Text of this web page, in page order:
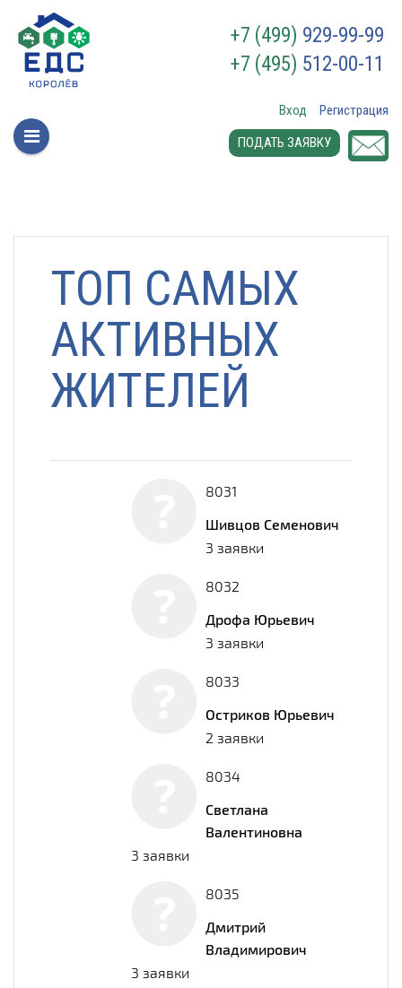
+7 (499) 929-99-99
+7 (495) 512-00-11
Вход
Регистрация
ПОДАТЬ ЗАЯВКУ
ТОП САМЫХ
АКТИВНЫХ
ЖИТЕЛЕЙ
8031
Шивцов Семенович
3 заявки
8032
Дрофа Юрьевич
3 заявки
8033
Остриков Юрьевич
2 заявки
8034
Светлана
Валентиновна
3 заявки
8035
Дмитрий
Владимирович
3 заявки